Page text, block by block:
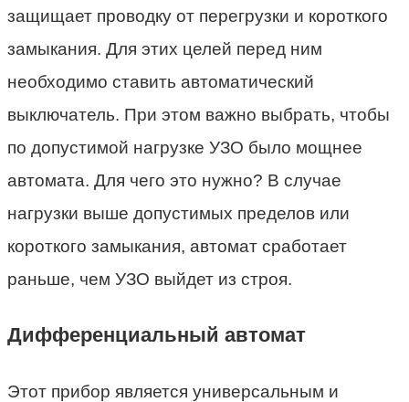
защищает проводку от перегрузки и короткого
замыкания. Для этих целей перед ним
необходимо ставить автоматический
выключатель. При этом важно выбрать, чтобы
по допустимой нагрузке УЗО было мощнее
автомата. Для чего это нужно? В случае
нагрузки выше допустимых пределов или
короткого замыкания, автомат сработает
раньше, чем УЗО выйдет из строя.
Дифференциальный автомат
Этот прибор является универсальным и